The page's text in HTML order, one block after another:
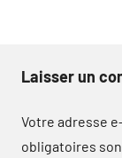
Laisser un
Votre adresse
obligatoires